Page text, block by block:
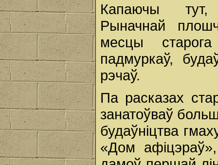
Капаючы
Рыначнай
месцы
падмуркаў,
рэчаў.
Па расказах
занатоўваў
будаўніцтва
«Дом